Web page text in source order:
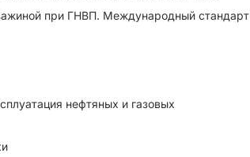
при ГНВП. Международный стандарт
нефтяных и газовых